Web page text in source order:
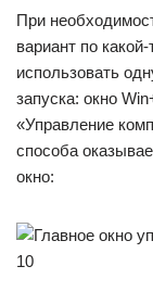
При
вариант по
использовать
запуска: окно
«Управление
способа
окно: